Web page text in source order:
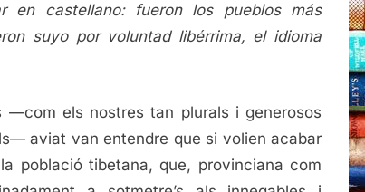
en castellano: fueron los pueblos más
suyo por voluntad libérrima, el idioma
—com els nostres tan plurals i generosos
aviat van entendre que si volien acabar
població tibetana, que, provinciana com